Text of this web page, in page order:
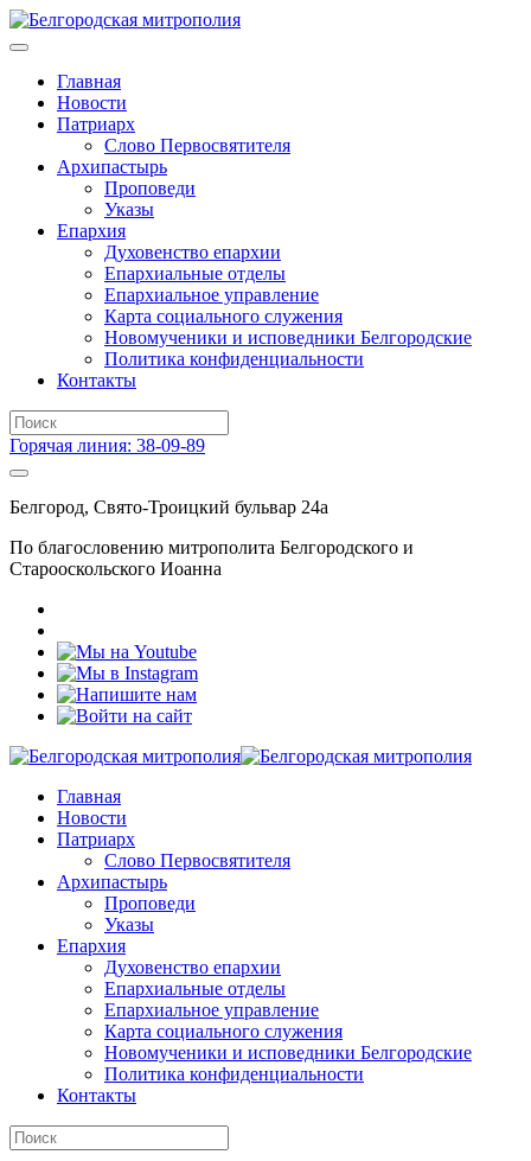
Главная
Новости
Патриарх
Слово Первосвятителя
Архипастырь
Проповеди
Указы
Епархия
Духовенство епархии
Епархиальные отделы
Епархиальное управление
Карта социального служения
Новомученики и исповедники Белгородские
Политика конфиденциальности
Контакты
Горячая линия: 38-09-89
Белгород, Свято-Троицкий бульвар 24а
По благословению митрополита Белгородского и
Старооскольского Иоанна
Главная
Новости
Патриарх
Слово Первосвятителя
Архипастырь
Проповеди
Указы
Епархия
Духовенство епархии
Епархиальные отделы
Епархиальное управление
Карта социального служения
Новомученики и исповедники Белгородские
Политика конфиденциальности
Контакты